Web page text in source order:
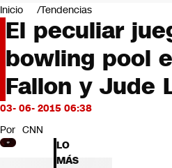
Negocios
Deportes
Programas completos
Cultura
Servicios
Bits
CNN tiempo
Futuro 360
Opinión
Inicio Tendencias
El peculiar
bowling pool
Fallon y Jude
03- 06- 2015 06:38
Por CNN
LO
MÁS